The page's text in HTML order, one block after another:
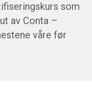
som
av Conta –
våre før